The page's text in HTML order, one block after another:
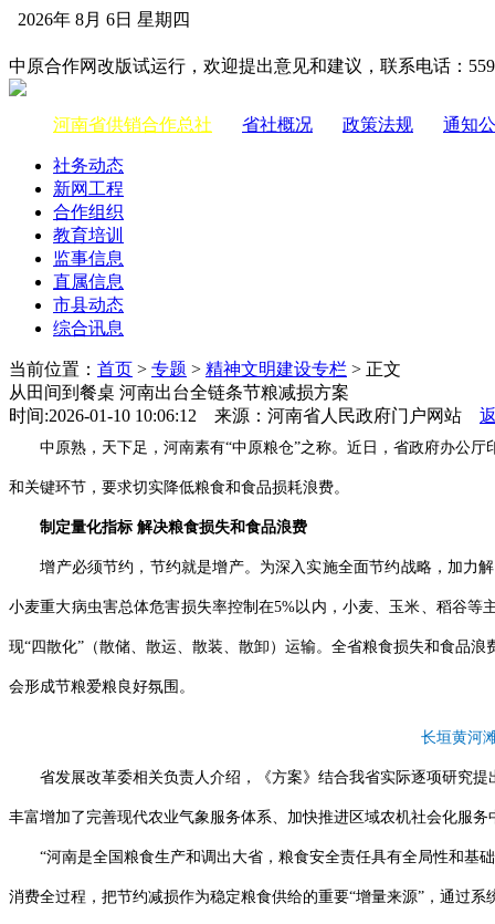
2026年 8月 6日 星期四
中原合作网改版试运行，欢迎提出意见和建议，联系电话：
河南省供销合作总社 省社概况 政策法规 通知
社务动态
新网工程
合作组织
教育培训
监事信息
直属信息
市县动态
综合讯息
当前位置： 首页 > 专题 > 精神文明建设专栏 > 正文
从田间到餐桌 河南出台全链条节粮减损方案
时间:2026-01-10 10:06:12 来源：河南省人民政府门户网站
中原熟，天下足，河南素有“中原粮仓”之称。近日，省政府办公
和关键环节，要求切实降低粮食和食品损耗浪费。
制定量化指标 解决粮食损失和食品浪费
增产必须节约，节约就是增产。为深入实施全面节约战略，加力解
小麦重大病虫害总体危害损失率控制在5%以内，小麦、玉米、稻谷
现“四散化”（散储、散运、散装、散卸）运输。全省粮食损失和食品
会形成节粮爱粮良好氛围。
长垣黄河
省发展改革委相关负责人介绍，《方案》结合我省实际逐项研究提
丰富增加了完善现代农业气象服务体系、加快推进区域农机社会化服
“河南是全国粮食生产和调出大省，粮食安全责任具有全局性和基
消费全过程，把节约减损作为稳定粮食供给的重要“增量来源”，通过